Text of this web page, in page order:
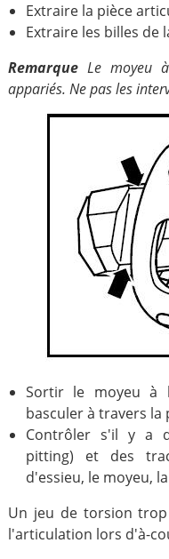
Extraire la pièce
Extraire les billes de
RemarqueLe moyeu
appariés. Ne pas les
Sortir le moyeu à
basculer à travers la
Contrôler s'il y a
pitting) et des
d'essieu, le moyeu,
Un jeu de torsion
l'articulation lors d'à-